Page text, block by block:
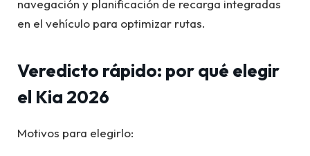
navegación y planificación de recarga integradas
en el vehículo para optimizar rutas.
Veredicto rápido: por qué elegir
el Kia 2026
Motivos para elegirlo: